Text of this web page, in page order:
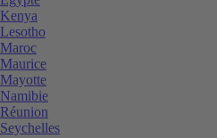
Kenya
Lesotho
Maroc
Maurice
Mayotte
Namibie
Réunion
Seychelles